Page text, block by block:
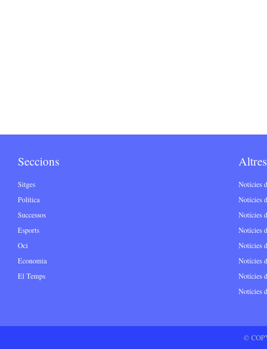
Seccions
Sitges
Política
Successos
Esports
Oci
Economia
El Temps
Notícies
Notícies
Notícies
Notícies
Notícies
Notícies
Notícies
Notícies
©